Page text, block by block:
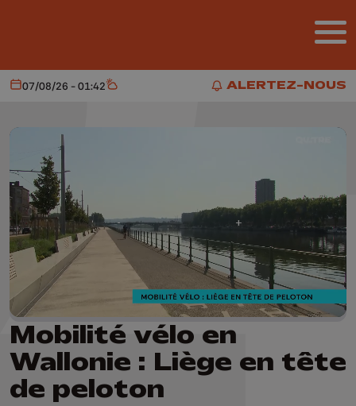
ALERTEZ-NOUS
ALERTEZ-NOUS
Aujourd'hui
07/08/26 - 01:42 Météo
Mobilité vélo en
Wallonie : Liège en tête
de peloton